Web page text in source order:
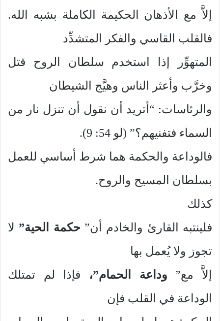
إلاَّ مع الأذهان الحكيمة الكاملة بشبه الله.
فالقلب القاسي والفكر المتشدِّد
المتهوِّر إذا استخدم سلطان الروح قتل
وخرَّب وأعثر الناس وهيَّج الشيطان
والرئاسات: “أتريد أن نقول أن تنزل نار من
السماء فتفنيهم؟” (لو 54: 9).
فالوداعة والحكمة هما شرط أساسي للعمل
بسلطان المسيح والروح.
كذلك
فلينتبه القارئ والخادم أن” حكمة الحية” لا
تجوز ولا يُعمل بها
إلاَّ مع” وداعة الحمام”، فإذا لم تمتلك
الوداعة في القلب فإن